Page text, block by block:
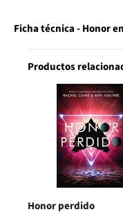
Ficha técnica - Honor
Productos
Honor perdido